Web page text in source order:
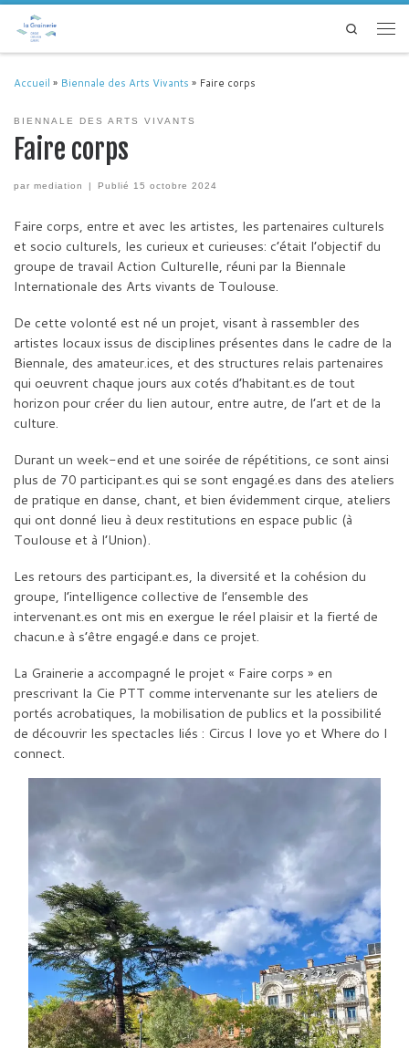
Passer au contenu
Search
Accueil » Biennale des Arts Vivants » Faire corps
BIENNALE DES ARTS VIVANTS
Faire corps
par mediation Publié15 octobre 2024
Faire corps, entre et avec les artistes, les partenaires culturels
et socio culturels, les curieux et curieuses: c’était l’objectif du
groupe de travail Action Culturelle, réuni par la Biennale
Internationale des Arts vivants de Toulouse.
De cette volonté est né un projet, visant à rassembler des
artistes locaux issus de disciplines présentes dans le cadre de la
Biennale, des amateur.ices, et des structures relais partenaires
qui oeuvrent chaque jours aux cotés d’habitant.es de tout
horizon pour créer du lien autour, entre autre, de l’art et de la
culture.
Durant un week-end et une soirée de répétitions, ce sont ainsi
plus de 70 participant.es qui se sont engagé.es dans des ateliers
de pratique en danse, chant, et bien évidemment cirque, ateliers
qui ont donné lieu à deux restitutions en espace public (à
Toulouse et à l’Union).
Les retours des participant.es, la diversité et la cohésion du
groupe, l’intelligence collective de l’ensemble des
intervenant.es ont mis en exergue le réel plaisir et la fierté de
chacun.e à s’être engagé.e dans ce projet.
La Grainerie a accompagné le projet « Faire corps » en
prescrivant la Cie PTT comme intervenante sur les ateliers de
portés acrobatiques, la mobilisation de publics et la possibilité
de découvrir les spectacles liés : Circus I love yo et Where do I
connect.